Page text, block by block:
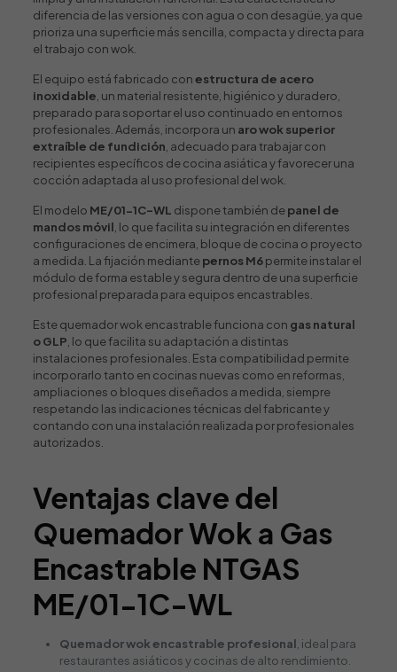
diferencia de las versiones con agua o con desagüe, ya que
prioriza una superficie más sencilla, compacta y directa para
el trabajo con wok.
El equipo está fabricado conestructura de acero
inoxidable , un material resistente, higiénico y duradero,
preparado para soportar el uso continuado en entornos
profesionales. Además, incorpora un arowok superior
extraíble de fundición , adecuado para trabajar con
recipientes específicos de cocina asiática y favorecer una
cocción adaptada al uso profesional del wok.
El modelo ME/01-1C-WL dispone también depanel de
mandos móvil , lo que facilita su integración en diferentes
configuraciones de encimera, bloque de cocina o proyecto
a medida. La fijación mediantepernos M6permite instalar el
módulo de forma estable y segura dentro de una superficie
profesional preparada para equipos encastrables.
Este quemador wok encastrable funciona con gas natural
o GLP , lo que facilita su adaptación a distintas
instalaciones profesionales. Esta compatibilidad permite
incorporarlo tanto en cocinas nuevas como en reformas,
ampliaciones o bloques diseñados a medida, siempre
respetando las indicaciones técnicas del fabricante y
contando con una instalación realizada por profesionales
autorizados.
Ventajas clave del
Quemador Wok a Gas
Encastrable NTGAS
ME/01-1C-WL
Quemador wok encastrable profesional , ideal para
restaurantes asiáticos y cocinas de alto rendimiento.